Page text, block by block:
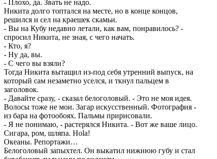
- Плохо, да. Звать не надо.
Никита долго топтался на месте, но в конце концов,
решился и сел на краешек скамьи.
- Вы на Кубу недавно летали, как вам, понравилось? -
спросил Никита, не зная, с чего начать.
- Кто, я?
- Ну да, вы.
- С чего вы взяли?
Тогда Никита вытащил из-под себя утренний выпуск, на
который сам незаметно уселся, и ткнул пальцем в
заголовок.
- Давайте сразу, - сказал белоголовый. - Это не моя идея.
Волосы тоже не мои. Загар искусственный. Фотография -
из бара на фотообоях. Пальмы пририсовали.
- Я не понимаю, - растерялся Никита. - Вот же ваше лицо.
Сигара, ром, шляпа. Hola!
Океаны. Репортажи…
Белоголовый запыхтел. Он выкатил нижнюю губу и стал